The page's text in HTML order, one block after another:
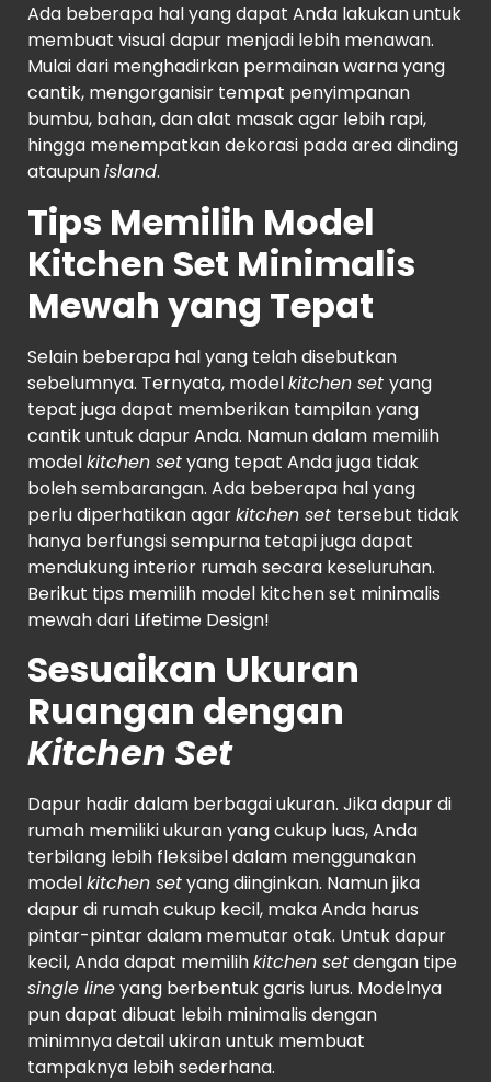
Ada beberapa hal yang dapat Anda lakukan untuk
membuat visual dapur menjadi lebih menawan.
Mulai dari menghadirkan permainan warna yang
cantik, mengorganisir tempat penyimpanan
bumbu, bahan, dan alat masak agar lebih rapi,
hingga menempatkan dekorasi pada area dinding
ataupunisland.
Tips Memilih Model
Kitchen Set Minimalis
Mewah yang Tepat
Selain beberapa hal yang telah disebutkan
sebelumnya. Ternyata, modelkitchen set yang
tepat juga dapat memberikan tampilan yang
cantik untuk dapur Anda. Namun dalam memilih
modelkitchen setyang tepat Anda juga tidak
boleh sembarangan. Ada beberapa hal yang
perlu diperhatikan agarkitchen set tersebut tidak
hanya berfungsi sempurna tetapi juga dapat
mendukung interior rumah secara keseluruhan.
Berikut tips memilih model kitchen set minimalis
mewah dari Lifetime Design!
Sesuaikan Ukuran
Ruangan dengan
Kitchen Set
Dapur hadir dalam berbagai ukuran. Jika dapur di
rumah memiliki ukuran yang cukup luas, Anda
terbilang lebih fleksibel dalam menggunakan
modelkitchen setyang diinginkan. Namun jika
dapur di rumah cukup kecil, maka Anda harus
pintar-pintar dalam memutar otak. Untuk dapur
kecil, Anda dapat memilihkitchen setdengan tipe
single lineyang berbentuk garis lurus. Modelnya
pun dapat dibuat lebih minimalis dengan
minimnya detail ukiran untuk membuat
tampaknya lebih sederhana.